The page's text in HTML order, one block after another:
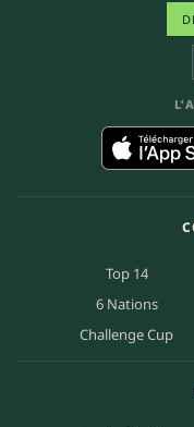
Top 14
6 Nations
Challenge Cup